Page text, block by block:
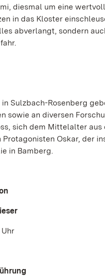
diesmal um eine
in das Kloster
abverlangt, sondern
Sulzbach-Rosenberg
sowie an diversen
sich dem Mittelalter
Protagonisten Oskar, der
in Bamberg.
Uhr